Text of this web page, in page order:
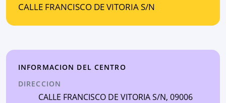
CALLE FRANCISCO DE VITORIA S/N
INFORMACION DEL CENTRO
DIRECCION
CALLE FRANCISCO DE VITORIA S/N, 09006